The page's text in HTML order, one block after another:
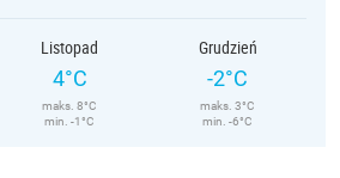
Listopad
4°C
maks. 8°C
min. -1°C
Grudzień
-2°C
maks. 3°C
min. -6°C